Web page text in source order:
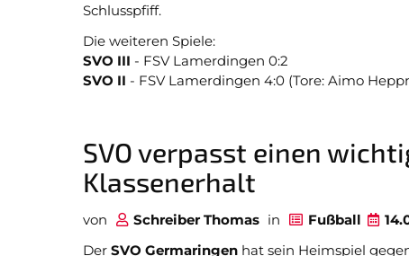
Schlusspfiff.
Die weiteren Spiele:
SVO III - FSV Lamerdingen 0:2
SVO II - FSV Lamerdingen 4:0 (Tore: Aimo
SVO verpasst einen
Klassenerhalt
von Schreiber Thomas in Fußball
Der SVO Germaringen hat sein Heimspiel